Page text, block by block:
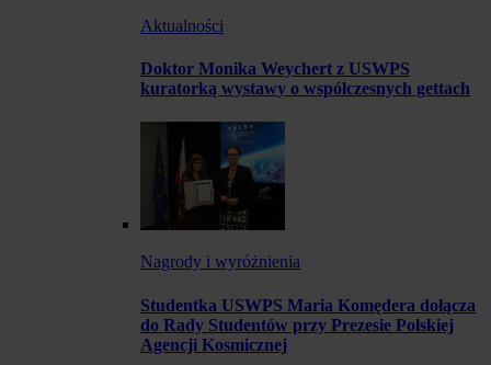
Aktualności
Doktor Monika Weychert z USWPS
kuratorką wystawy o współczesnych gettach
Nagrody i wyróżnienia
Studentka USWPS Maria Komędera dołącza
do Rady Studentów przy Prezesie Polskiej
Agencji Kosmicznej